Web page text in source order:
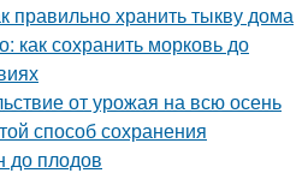
правильно хранить тыкву дома
как сохранить морковь до
от урожая на всю осень
способ сохранения
до плодов